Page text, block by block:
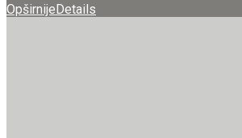
OpširnijeDetails